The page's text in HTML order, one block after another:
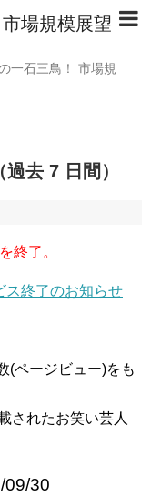
場規模展望
一石三鳥！ 市場規
去 7 日間）
終了。
ス終了のお知らせ
(ページビュー)をも
されたお笑い芸人
09/30